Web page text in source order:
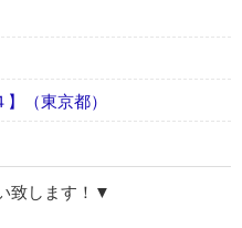
（東京都）
致します！▼